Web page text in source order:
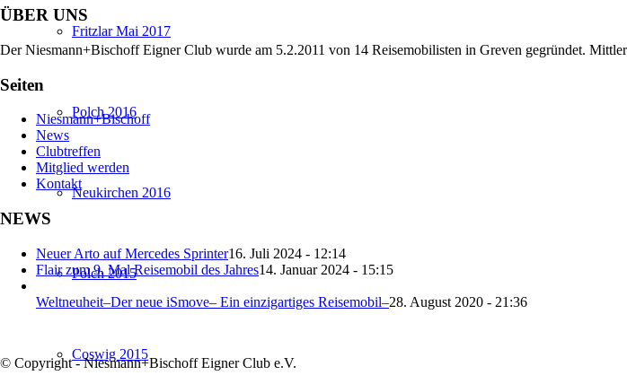
Fritzlar Mai 2017
Polch 2016
Neukirchen 2016
Polch 2015
Coswig 2015
ÜBER UNS
Der Niesmann+Bischoff Eigner Club wurde am 5.2.2011 von 14 Reisemobilisten in Greven gegründet.
Seiten
Niesmann+Bischoff
News
Clubtreffen
Mitglied werden
Kontakt
NEWS
Neuer Arto auf Mercedes Sprinter16. Juli 2024 - 12:14
Flair zum 9. Mal Reisemobil des Jahres14. Januar 2024 - 15:15
Weltneuheit–Der neue iSmove– Ein einzigartiges Reisemobil–28. August 2020 - 21:36
© Copyright - Niesmann+Bischoff Eigner Club e.V.